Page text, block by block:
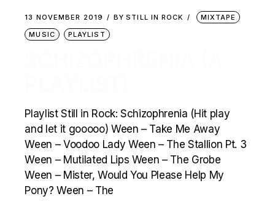
13 NOVEMBER 2019 BY STILL IN ROCK
MIXTAPE
MUSIC
PLAYLIST
Playlist Still in Rock: Schizophrenia (Hit play
and let it gooooo) Ween – Take Me Away
Ween – Voodoo Lady Ween – The Stallion Pt. 3
Ween – Mutilated Lips Ween – The Grobe
Ween – Mister, Would You Please Help My
Pony? Ween – The